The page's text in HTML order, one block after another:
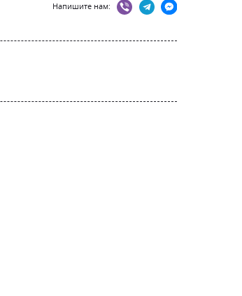
Напишите нам: